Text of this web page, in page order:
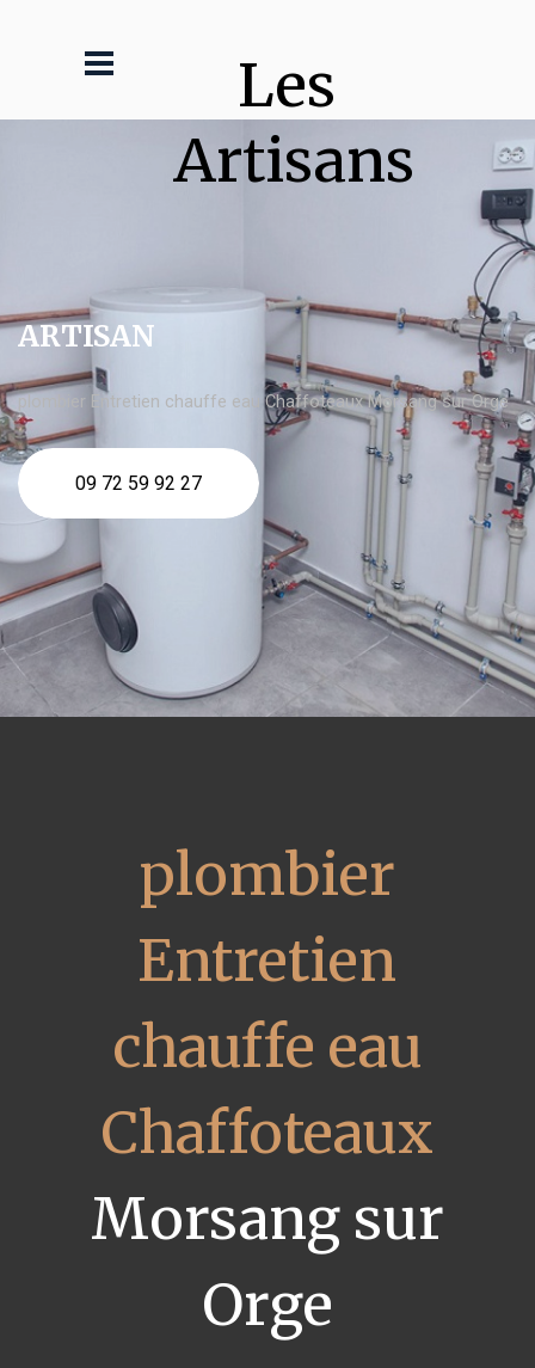
Les
Artisans
ARTISAN
plombier Entretien chauffe eau Chaffoteaux Morsang sur Orge
09 72 59 92 27
plombier
Entretien
chauffe eau
Chaffoteaux
Morsang sur
Orge